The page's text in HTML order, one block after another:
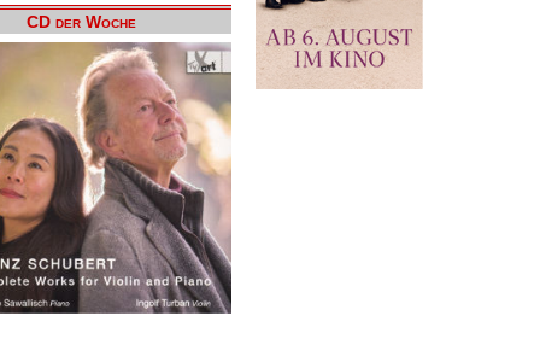
CD der Woche